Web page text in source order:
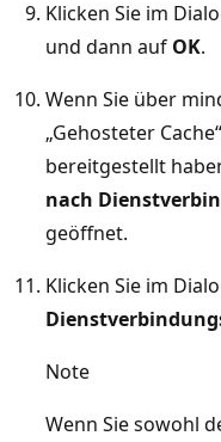
Klicken Sie im
und dann auf OK.
Wenn Sie über
„Gehosteter
bereitgestellt
nach
geöffnet.
Klicken Sie im
Note
Wenn Sie sowohl